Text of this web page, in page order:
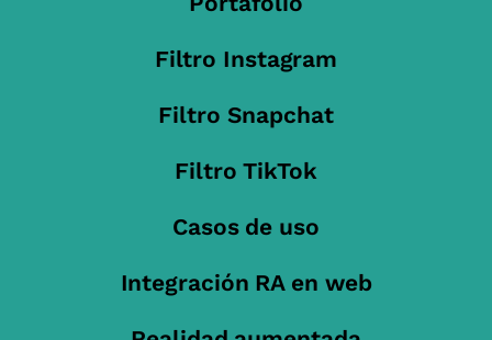
Filtro Instagram
Filtro Snapchat
Filtro TikTok
Casos de uso
Integración RA en web